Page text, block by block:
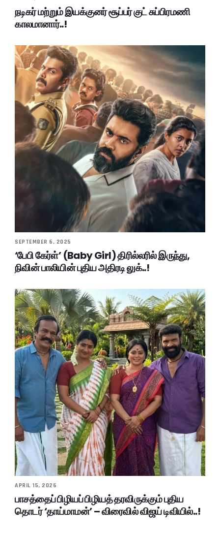
நடிகர் மற்றும் இயக்குனர் சூப்பர் குட் சுப்பிரமணி
காலமானார்..!
SEPTEMBER 6, 2025
‘பேபி கேர்ள்’ (Baby Girl) திரில்லரில் இருந்து,
நிவின் பாலியின் புதிய அதிரடி லுக்..!
APRIL 15, 2026
பாசத்தைப் பிழியப் பிழியத் தரவிருக்கும் புதிய
தொடர் ‘தாய்மாமன்’ – விரைவில் விஜய் டிவியில்..!